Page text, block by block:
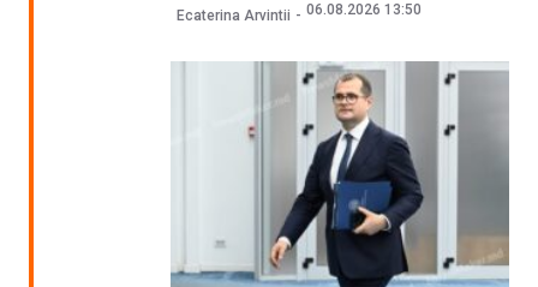
Ecaterina Arvintii 06.08.2026 13:50